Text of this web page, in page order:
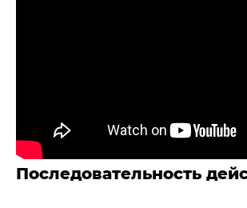
Последовательность